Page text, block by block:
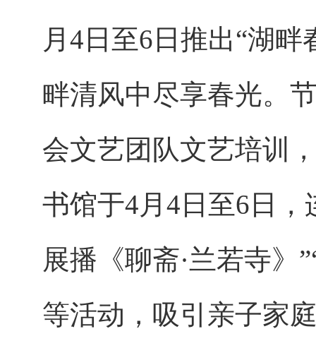
月4日至6日推出“湖
畔清风中尽享春光。
会文艺团队文艺培训
书馆于4月4日至6日，
展播《聊斋·兰若寺》
等活动，吸引亲子家